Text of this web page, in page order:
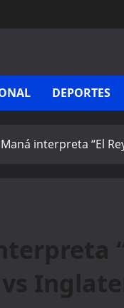
DEPORTES
Maná interpreta “El